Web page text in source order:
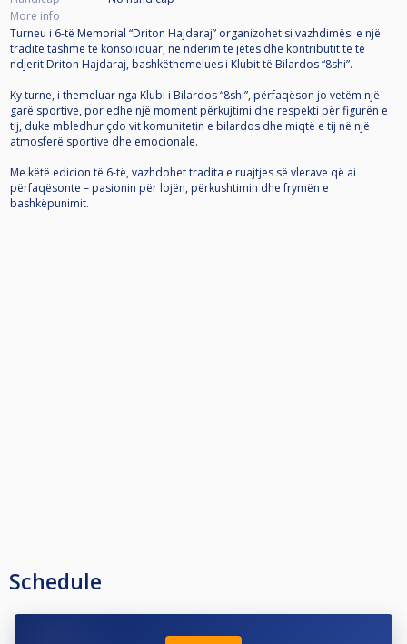
More info
Turneu i 6-të Memorial “Driton Hajdaraj” organizohet si vazhdimësi e një
tradite tashmë të konsoliduar, në nderim të jetës dhe kontributit të të
ndjerit Driton Hajdaraj, bashkëthemelues i Klubit të Bilardos “8shi”.
Ky turne, i themeluar nga Klubi i Bilardos “8shi”, përfaqëson jo vetëm një
garë sportive, por edhe një moment përkujtimi dhe respekti për figurën e
tij, duke mbledhur çdo vit komunitetin e bilardos dhe miqtë e tij në një
atmosferë sportive dhe emocionale.
Me këtë edicion të 6-të, vazhdohet tradita e ruajtjes së vlerave që ai
përfaqësonte – pasionin për lojën, përkushtimin dhe frymën e
bashkëpunimit.
Schedule